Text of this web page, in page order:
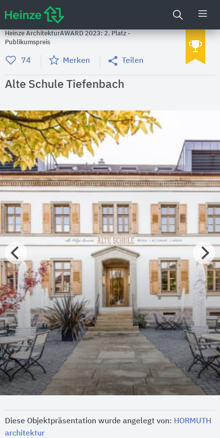
Heinze ArchitekturAWARD 2023: 2. Platz -
Publikumspreis
74 Merken Teilen
Alte Schule Tiefenbach
Diese Objektpräsentation wurde angelegt von: HORMUTH
architektur